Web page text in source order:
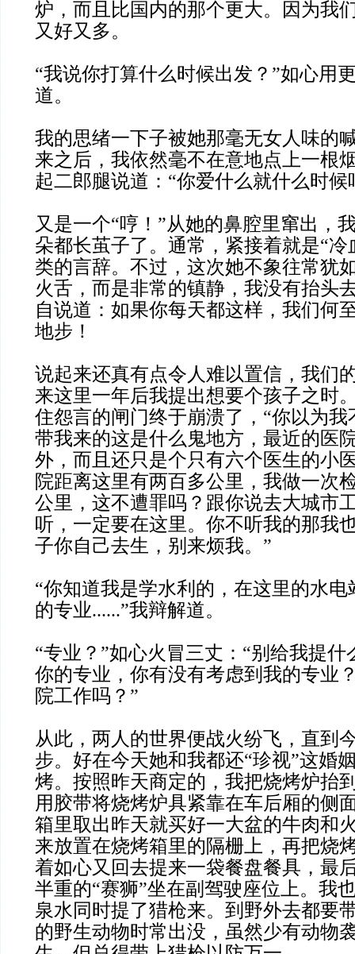
炉，而且比国内的那个更大。因为我
又好又多。
“我说你打算什么时候出发？”如心用
道。
我的思绪一下子被她那毫无女人味的
来之后，我依然毫不在意地点上一根
起二郎腿说道：“你爱什么就什么时候
又是一个“哼！”从她的鼻腔里窜出，
朵都长茧子了。通常，紧接着就是“冷
类的言辞。不过，这次她不象往常犹
火舌，而是非常的镇静，我没有抬头
自说道：如果你每天都这样，我们何
地步！
说起来还真有点令人难以置信，我们
来这里一年后我提出想要个孩子之时
住怨言的闸门终于崩溃了，“你以为
带我来的这是什么鬼地方，最近的医
外，而且还只是个只有六个医生的小
院距离这里有两百多公里，我做一次
公里，这不遭罪吗？跟你说去大城市
听，一定要在这里。你不听我的那我
子你自己去生，别来烦我。”
“你知道我是学水利的，在这里的水
的专业......”我辩解道。
“专业？”如心火冒三丈：“别给我提
你的专业，你有没有考虑到我的专业
院工作吗？”
从此，两人的世界便战火纷飞，直到
步。好在今天她和我都还“珍视”这婚
烤。按照昨天商定的，我把烧烤炉抬
用胶带将烧烤炉具紧靠在车后厢的侧
箱里取出昨天就买好一大盆的牛肉和
来放置在烧烤箱里的隔栅上，再把烧
着如心又回去提来一袋餐盘餐具，最
半重的“赛狮”坐在副驾驶座位上。我
泉水同时提了猎枪来。到野外去都要
的野生动物时常出没，虽然少有动物